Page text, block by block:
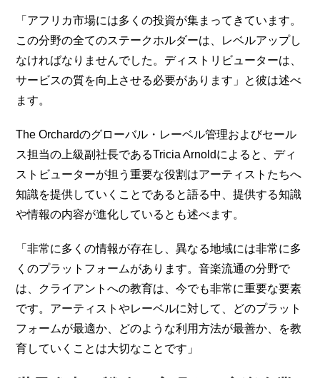
「アフリカ市場には多くの投資が集まってきています。
この分野の全てのステークホルダーは、レベルアップし
なければなりませんでした。ディストリビューターは、
サービスの質を向上させる必要があります」と彼は述べ
ます。
The Orchardのグローバル・レーベル管理およびセール
ス担当の上級副社長であるTricia Arnoldによると、ディ
ストビューターが担う重要な役割はアーティストたちへ
知識を提供していくことであると語る中、提供する知識
や情報の内容が進化しているとも述べます。
「非常に多くの情報が存在し、異なる地域には非常に多
くのプラットフォームがあります。音楽流通の分野で
は、クライアントへの教育は、今でも非常に重要な要素
です。アーティストやレーベルに対して、どのプラット
フォームが最適か、どのような利用方法が最善か、を教
育していくことは大切なことです」